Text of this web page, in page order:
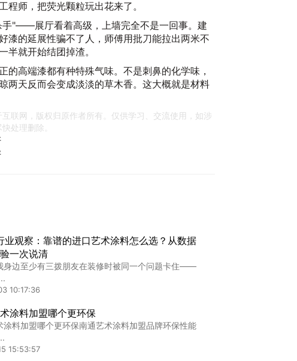
程师，把荧光颗粒玩出花来了。
手"——展厅看着高级，上墙完全不是一回事。建
漆的延展性骗不了人，师傅用批刀能拉出两米不
半就开始结团掉渣。
高端漆都有种特殊气味。不是刺鼻的化学味，
两天反而会变成淡淡的草木香。这大概就是材料
联网，版权归原作者所有。仅供学习、交流使用，如涉
处理删除。
业观察：靠谱的进口艺术涂料怎么选？从数据
一次说清
身边至少有三拨朋友在装修时被同一个问题卡住——
10:17:36
涂料加盟哪个更环保
涂料加盟哪个更环保南通艺术涂料加盟品牌环保性能
15:53:57